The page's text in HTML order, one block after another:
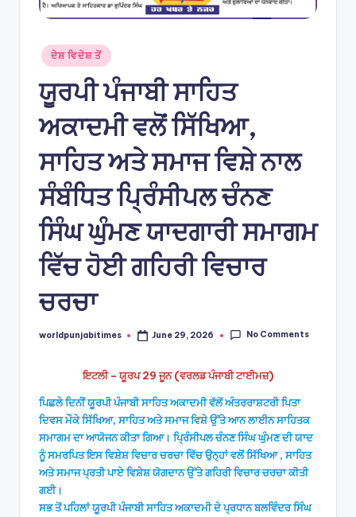
Posted
in
ਦੇਸ਼ ਵਿਦੇਸ਼ ਤੋਂ
ਯੂਰਪੀ ਪੰਜਾਬੀ ਸਾਹਿਤ
ਅਕਾਦਮੀ ਵਲੋਂ ਸਿੱਖਿਆ,
ਸਾਹਿਤ ਅਤੇ ਸਮਾਜ ਵਿਸ਼ੇ ਨਾਲ
ਸੰਬੰਧਿਤ ਪ੍ਰਿੰਸੀਪਲ ਚੰਨਣ
ਸਿੰਘ ਘੁੰਮਣ ਯਾਦਗਾਰੀ ਸਮਾਗਮ
ਵਿੱਚ ਹੋਈ ਗਹਿਰੀ ਵਿਚਾਰ
ਚਰਚਾ
Posted
worldpunjabitimes June 29, 2026 No Comments
ਇਟਲੀ – ਯੂਰਪ 29 ਜੂਨ (ਵਰਲਡ ਪੰਜਾਬੀ ਟਾਈਮਜ਼)
ਪਿਛਲੇ ਦਿਨੀਂ ਯੂਰਪੀ ਪੰਜਾਬੀ ਸਾਹਿਤ ਅਕਾਦਮੀ ਵੱਲੋਂ ਅੰਤਰਰਾਸ਼ਟਰੀ ਪਿਤਾ
ਦਿਵਸ ਮੌਕੇ ਸਿੱਖਿਆ, ਸਾਹਿਤ ਅਤੇ ਸਮਾਜ ਵਿਸ਼ੇ ਉੱਤੇ ਆਨ ਲਾਈਨ ਸਾਹਿਤਕ
ਸਮਾਗਮ ਦਾ ਆਯੋਜਨ ਕੀਤਾ ਗਿਆ। ਪ੍ਰਿੰਸੀਪਲ ਚੰਨਣ ਸਿੰਘ ਘੁੰਮਣ ਦੀ ਯਾਦ
ਨੂੰ ਸਮਰਪਿਤ ਇਸ ਵਿਸ਼ੇਸ਼ ਵਿਚਾਰ ਚਰਚਾ ਵਿੱਚ ਉਨ੍ਹਾਂ ਵਲੋਂ ਸਿੱਖਿਆ , ਸਾਹਿਤ
ਅਤੇ ਸਮਾਜ ਪ੍ਰਤੀ ਪਾਏ ਵਿਸ਼ੇਸ਼ ਯੋਗਦਾਨ ਉੱਤੇ ਗਹਿਰੀ ਵਿਚਾਰ ਚਰਚਾ ਕੀਤੀ
ਗਈ।
ਸਭ ਤੋਂ ਪਹਿਲਾਂ ਯੂਰਪੀ ਪੰਜਾਬੀ ਸਾਹਿਤ ਅਕਾਦਮੀ ਦੇ ਪ੍ਰਧਾਨ ਬਲਵਿੰਦਰ ਸਿੰਘ